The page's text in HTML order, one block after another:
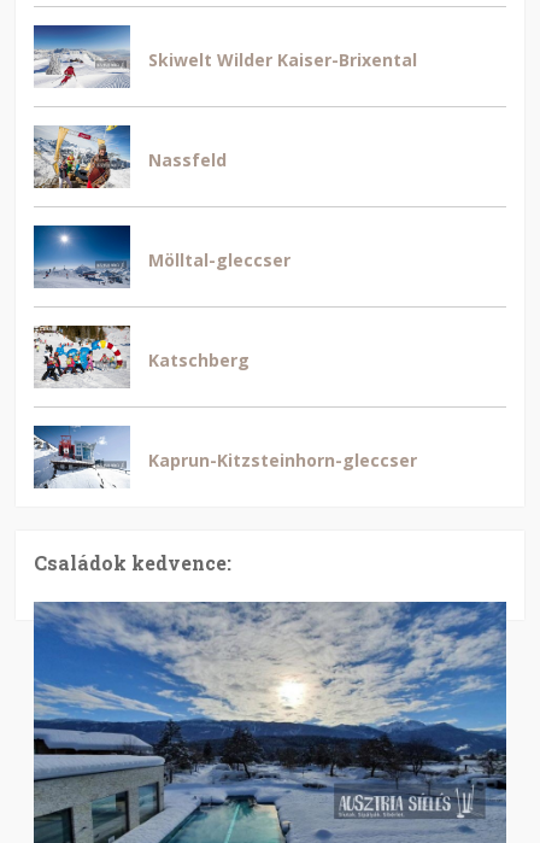
Skiwelt Wilder Kaiser-Brixental
Nassfeld
Mölltal-gleccser
Katschberg
Kaprun-Kitzsteinhorn-gleccser
Családok kedvence: